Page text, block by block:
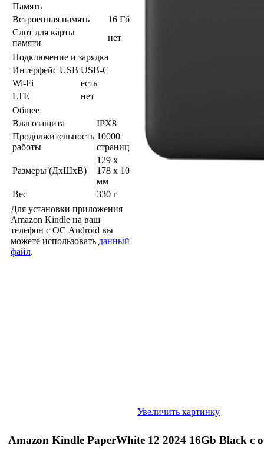
Память
Встроенная память
16 Гб
Слот для карты
памяти
нет
Подключение и зарядка
Интерфейс USB USB-C
Wi-Fi
есть
LTE
нет
Общее
Влагозащита
IPX8
Продолжительность
работы
10000
страниц
Размеры (ДхШхВ)
129 x
178 x 10
мм
Вес
330 г
Для установки приложения
Amazon Kindle на ваш
телефон с ОС Android вы
можете использовать данный
файл.
Увеличить картинку
Amazon Kindle PaperWhite 12 2024 16Gb Black с